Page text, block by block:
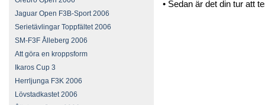
Jaguar Open F3B-Sport 2006
Serietävlingar Toppfältet 2006
SM-F3F Ålleberg 2006
Att göra en kroppsform
Ikaros Cup 3
Herrljunga F3K 2006
Lövstadkastet 2006
• Sedan är det din tur att